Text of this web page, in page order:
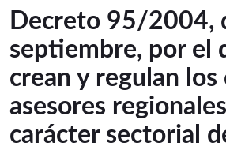
Decreto 95/2004,
septiembre, por el
crean y regulan los
asesores
carácter sectorial